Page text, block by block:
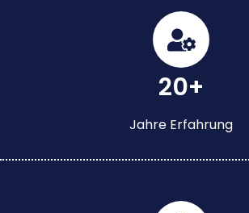
20+
Jahre Erfahrung